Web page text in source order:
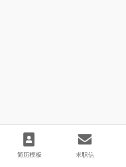
简历模板 求职信